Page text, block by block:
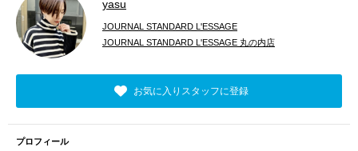
yasu
JOURNAL STANDARD L'ESSAGE
JOURNAL STANDARD L'ESSAGE 丸の内店
お気に入りスタッフに登録
プロフィール